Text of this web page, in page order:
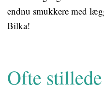
endnu smukkere med
Bilka!
Ofte